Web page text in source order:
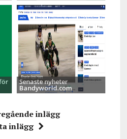
Senaste nyheter
Bandyworld.com
inlägg
inlägg